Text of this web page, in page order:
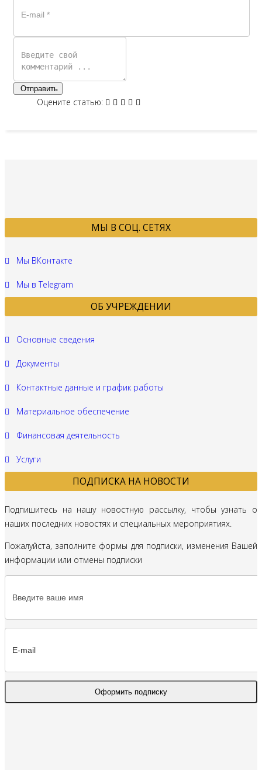
Отправить
Оцените статью:
МЫ В СОЦ. СЕТЯХ
Мы ВКонтакте
Мы в Telegram
ОБ УЧРЕЖДЕНИИ
Основные сведения
Документы
Контактные данные и график работы
Материальное обеспечение
Финансовая деятельность
Услуги
ПОДПИСКА НА НОВОСТИ
Подпишитесь на нашу новостную рассылку, чтобы узнать о
наших последних новостях и специальных мероприятиях.
Пожалуйста, заполните формы для подписки, изменения Вашей
информации или отмены подписки